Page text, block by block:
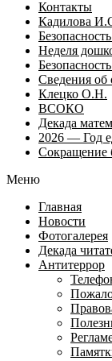
Контакты
Кадилова
Неделя
Сведения об
Клецко О.Н.
ВСОКО
Декада
2026 — Год
Сокращение
Меню
Главная
Новости
Фотогалерея
Декада
Антитеррор